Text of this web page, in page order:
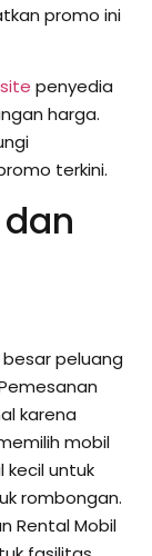
promo ini
penyedia
harga.
terkini.
peluang
karena
mobil
kecil untuk
rombongan.
Rental Mobil